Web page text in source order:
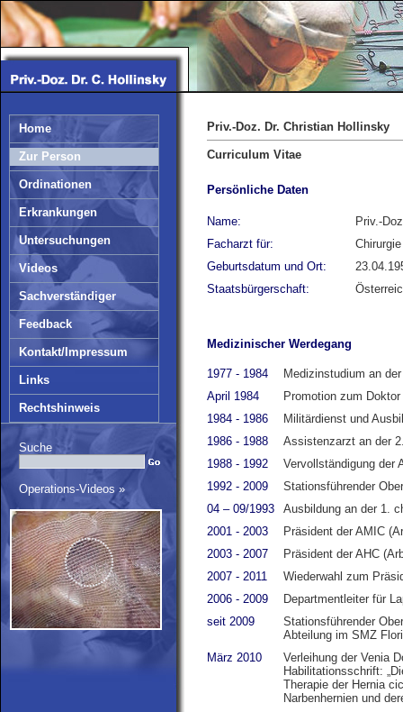
Home
Zur Person
Ordinationen
Erkrankungen
Untersuchungen
Videos
Sachverständiger
Feedback
Kontakt/Impressum
Links
Rechtshinweis
Suche
Operations-Videos »
Priv.-Doz. Dr. Christian Hollinsky
Curriculum Vitae
Persönliche Daten
Name:
Priv.-
Facharzt für:
Chirurgie
Geburtsdatum und Ort:
Staatsbürgerschaft:
Medizinischer Werdegang
1977 - 1984
Medizinstudium an
April 1984
Promotion zum
1984 - 1986
Militärdienst und
1986 - 1988
Assistenzarzt an der
1988 - 1992
Vervollständigung der
1992 - 2009
Stationsführender
04 – 09/1993
Ausbildung an der 1.
2001 - 2003
Präsident der AMIC
2003 - 2007
Präsident der AHC
2007 - 2011
Wiederwahl zum
2006 - 2009
Departmentleiter für
seit 2009
Stationsführender
Abteilung im SMZ
März 2010
Verleihung der Venia
Habilitationsschrift:
Therapie der Hernia
Narbenhernien und